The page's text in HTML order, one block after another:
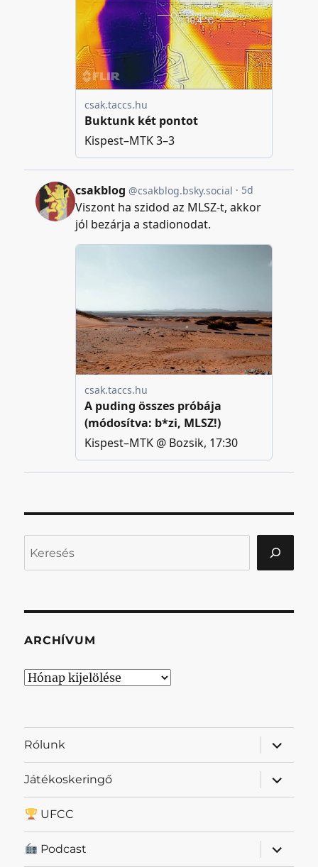
ARCHÍVUM
Archívum
Rólunk
almenü
Játékoskeringő
almenü
UFCC
Podcast
almenü